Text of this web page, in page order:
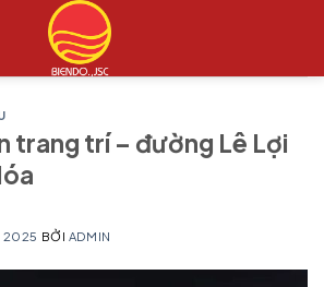
trang trí – đường Lê Lợi
2025 BỞI ADMIN